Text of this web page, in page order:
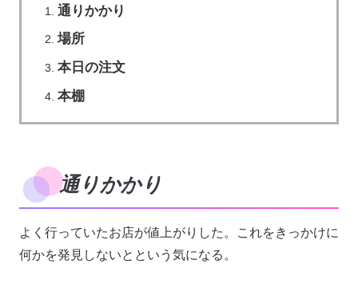
通りかかり
場所
本日の注文
本棚
通りかかり
よく行っていたお店が値上がりした。これをきっかけに
何かを発見しないとという気になる。